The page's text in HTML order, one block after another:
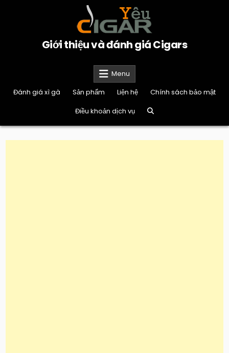
Giới thiệu và đánh giá Cigars
Menu
Đánh giá xì gà
Sản phẩm Liện hệ
Chính sách bảo mật
Điều khoản dịch vụ